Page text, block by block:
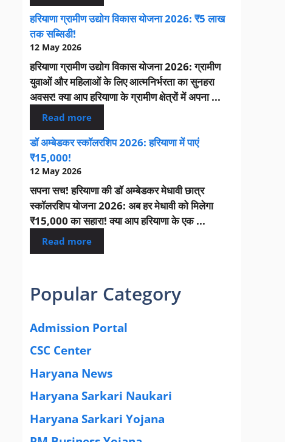
हरियाणा ग्रामीण उद्योग विकास योजना 2026: ₹5 लाख
तक सब्सिडी!
12 May 2026
हरियाणा ग्रामीण उद्योग विकास योजना 2026: ग्रामीण
युवाओं और महिलाओं के लिए आत्मनिर्भरता का सुनहरा
अवसर! क्या आप हरियाणा के ग्रामीण क्षेत्रों में अपना ...
Read more
डॉ अम्बेडकर स्कॉलरशिप 2026: हरियाणा में पाएं
₹15,000!
12 May 2026
सपना सच! हरियाणा की डॉ अम्बेडकर मेधावी छात्र
स्कॉलरशिप योजना 2026: अब हर मेधावी को मिलेगा
₹15,000 का सहारा! क्या आप हरियाणा के एक ...
Read more
Popular Category
Admission Portal
CSC Center
Haryana News
Haryana Sarkari Naukari
Haryana Sarkari Yojana